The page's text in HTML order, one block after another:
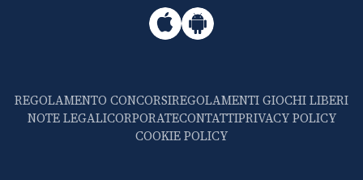
REGOLAMENTO CONCORSIREGOLAMENTI GIOCHI LIBERI
NOTE LEGALICORPORATECONTATTIPRIVACY POLICY
COOKIE POLICY